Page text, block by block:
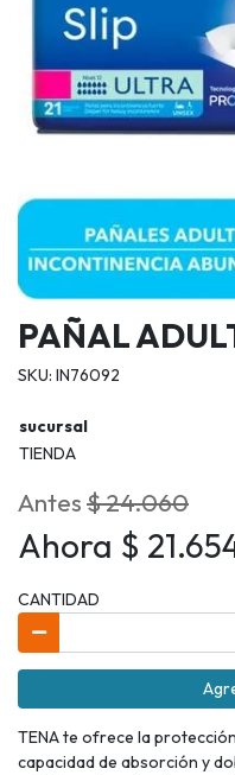
PAÑAL
SKU: IN76092
sucursal
TIENDA
Antes$ 24.060
Ahora $
CANTIDAD
TENA te ofrece la
capacidad de absorción y